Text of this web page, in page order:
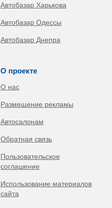
Автобазар Харькова
Автобазар Одессы
Автобазар Днепра
О проекте
О нас
Размещение рекламы
Автосалонам
Обратная связь
Пользовательское
соглашение
Использование материалов
сайта